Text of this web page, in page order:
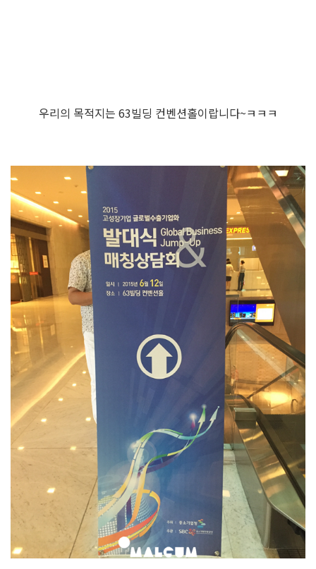
우리의 목적지는 63빌딩 컨벤션홀이랍니다~ㅋㅋㅋ